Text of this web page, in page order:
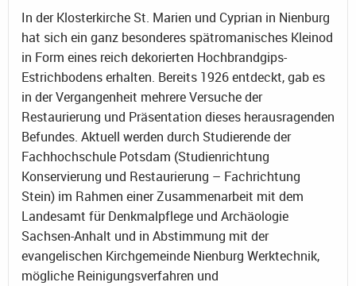
In der Klosterkirche St. Marien und Cyprian in Nienburg
hat sich ein ganz besonderes spätromanisches Kleinod
in Form eines reich dekorierten Hochbrandgips-
Estrichbodens erhalten. Bereits 1926 entdeckt, gab es
in der Vergangenheit mehrere Versuche der
Restaurierung und Präsentation dieses herausragenden
Befundes. Aktuell werden durch Studierende der
Fachhochschule Potsdam (Studienrichtung
Konservierung und Restaurierung – Fachrichtung
Stein) im Rahmen einer Zusammenarbeit mit dem
Landesamt für Denkmalpflege und Archäologie
Sachsen-Anhalt und in Abstimmung mit der
evangelischen Kirchgemeinde Nienburg Werktechnik,
mögliche Reinigungsverfahren und